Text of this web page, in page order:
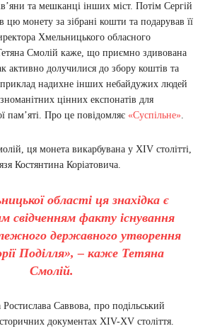
та мешканці інших міст. Потім Сергій
монету за зібрані кошти та подарував її
Хмельницького обласного
Смолій каже, що приємно здивована
активно долучилися до збору коштів та
приклад надихне інших небайдужих людей
цінних експонатів для
пам’яті. Про це повідомляє «Суспільне».
ця монета викарбувана у XIV столітті,
Костянтина Коріатовича.
області ця знахідка є
свідченням факту існування
державного утворення
Поділля», – каже Тетяна
Смолій.
Саввова, про подільський
документах XIV-XV століття.